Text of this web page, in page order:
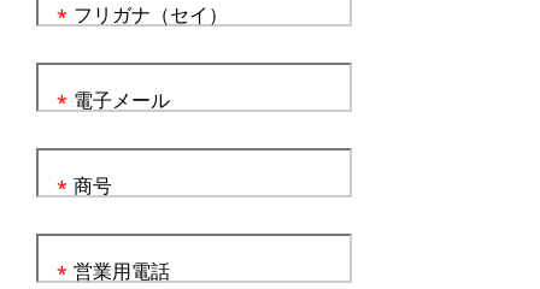
フリガナ（セイ）
*
電子メール
*
商号
*
営業用電話
*